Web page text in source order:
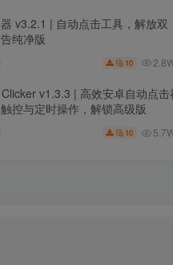
v3.2.1 | 自动点击工具，解放双
纯净版
10
v1.3.3 | 高效安卓自动点击
控与定时操作，解锁高级版
10